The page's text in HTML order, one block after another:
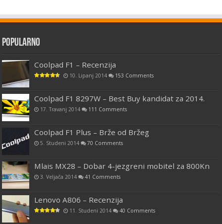
Popularno
Coolpad F1 – Recenzija
10. Lipanj 2014 153 Comments
Coolpad F1 8297W – Best Buy kandidat za 2014.
17. Travanj 2014 111 Comments
Coolpad F1 Plus – Brže od Bržeg
5. Studeni 2014 70 Comments
Mlais MX28 – Dobar 4-jezgreni mobitel za 800Kn
3. Veljača 2014 41 Comments
Lenovo A806 – Recenzija
11. Studeni 2014 40 Comments